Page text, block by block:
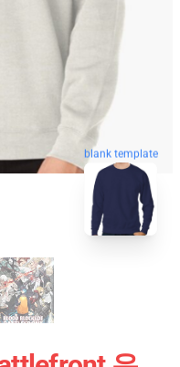
blank template